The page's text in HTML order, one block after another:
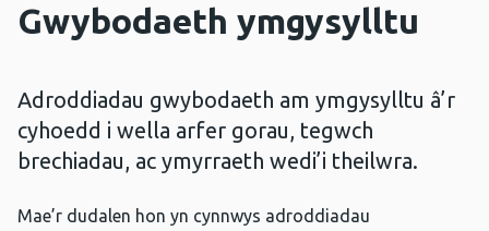
Gwybodaeth ymgysylltu
Adroddiadau gwybodaeth am ymgysylltu â’r
cyhoedd i wella arfer gorau, tegwch
brechiadau, ac ymyrraeth wedi’i theilwra.
Mae’r dudalen hon yn cynnwys adroddiadau